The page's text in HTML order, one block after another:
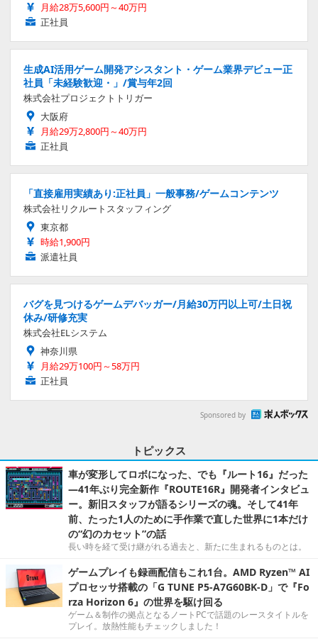
月給28万5,600円～40万円
正社員
生成AI活用ゲーム開発アシスタント・ゲーム業界デビュー正
社員「未経験歓迎・」/賞与年2回
株式会社プロジェクトトリガー
大阪府
月給29万2,800円～40万円
正社員
「直接雇用実績あり:正社員」一般事務/ゲームコンテンツ
株式会社リクルートスタッフィング
東京都
時給1,900円
派遣社員
バグを見つけるゲームデバッガー/月給30万円以上可/土日祝
休み/研修充実
株式会社ELシステム
神奈川県
月給29万100円～58万円
正社員
Sponsored by
トピックス
車が変形してロボになった、でも『ルート16』だった
―41年ぶり完全新作『ROUTE16R』開発者インタビュ
ー。新旧スタッフが語るシリーズの魂。そして41年
前、たった1人のために手作業で直した世界に1本だけ
の“幻のカセット”の話
長い時を経て受け継がれる過去と、新たに生まれるものとは。
ゲームプレイも録画配信もこれ1台。AMD Ryzen™ AI
プロセッサ搭載の「G TUNE P5-A7G60BK-D」で『Fo
rza Horizon 6』の世界を駆け回る
ゲーム＆制作の拠点となるノートPCで話題のレースタイトルを
プレイ。放熱性能もチェックしました！